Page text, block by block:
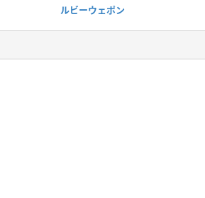
ルビーウェポン